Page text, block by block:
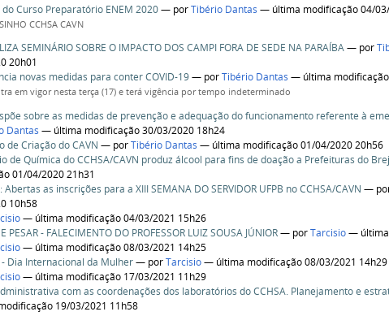
do Curso Preparatório ENEM 2020— porTibério Dantas — última modificação 04/
CCHSA CAVN
SEMINÁRIO SOBRE O IMPACTO DOS CAMPI FORA DE SEDE NA PARAÍBA— por
20h01
novas medidas para conter COVID-19— porTibério Dantas — última
em vigor nesta terça (17) e terá vigência por tempo indeterminado
sobre as medidas de prevenção e adequação do funcionamento referente à
Dantas — última modificação 30/03/2020 18h24
de Criação do CAVN — porTibério Dantas — última modificação 01/04/2020 20h56
de Química do CCHSA/CAVN produz álcool para fins de doação a Prefeituras do
01/04/2020 21h31
Abertas as inscrições para a XIII SEMANA DO SERVIDOR UFPB no CCHSA/CAVN —
10h58
— última modificação 04/03/2021 15h26
PESAR - FALECIMENTO DO PROFESSOR LUIZ SOUSA JÚNIOR— porTarcisio— última
— última modificação 08/03/2021 14h25
Dia Internacional da Mulher— porTarcisio— última modificação 08/03/2021 14h29
— última modificação 17/03/2021 11h29
com as coordenações dos laboratórios do CCHSA. Planejamento e
19/03/2021 11h58